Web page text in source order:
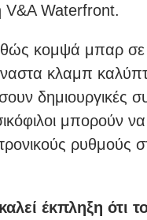
V&A Waterfront.
κομψά μπαρ
κλαμπ
δημιουργικές
μπορούν
ρυθμούς
έκπληξη ότι